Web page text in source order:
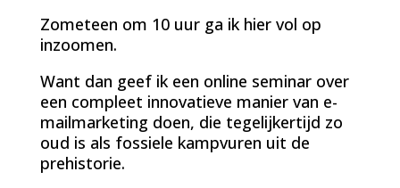
Zometeen om 10 uur ga ik hier vol op
inzoomen.
Want dan geef ik een online seminar over
een compleet innovatieve manier van e-
mailmarketing doen, die tegelijkertijd zo
oud is als fossiele kampvuren uit de
prehistorie.